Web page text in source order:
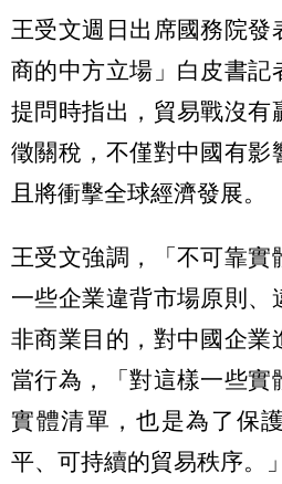
王受文週日出席國務院發
商的中方立場」白皮書記
提問時指出，貿易戰沒有
徵關稅，不僅對中國有影
且將衝擊全球經濟發展。
王受文強調，「不可靠實
一些企業違背市場原則、
非商業目的，對中國企業
當行為，「對這樣一些實
實體清單，也是為了保
平、可持續的貿易秩序。」